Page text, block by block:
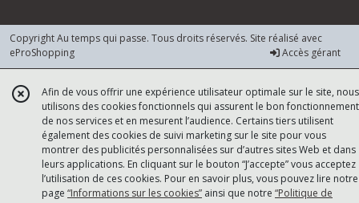
Copyright Au temps qui passe. Tous droits réservés. Site réalisé avec
eProShopping
Accès gérant
Afin de vous offrir une expérience utilisateur optimale sur le site, nous
utilisons des cookies fonctionnels qui assurent le bon fonctionnement
de nos services et en mesurent l’audience. Certains tiers utilisent
également des cookies de suivi marketing sur le site pour vous
montrer des publicités personnalisées sur d’autres sites Web et dans
leurs applications. En cliquant sur le bouton “J’accepte” vous acceptez
l’utilisation de ces cookies. Pour en savoir plus, vous pouvez lire notre
page “Informations sur les cookies” ainsi que notre “Politique de